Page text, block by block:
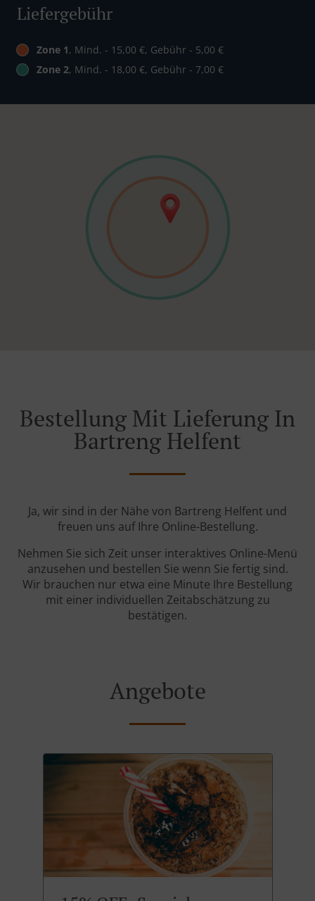
Liefergebühr
Zone 1, Mind. - 15,00 €, Gebühr - 5,00 €
Zone 2, Mind. - 18,00 €, Gebühr - 7,00 €
Bestellung Mit Lieferung In
Bartreng Helfent
Ja, wir sind in der Nähe von Bartreng Helfent und
freuen uns auf Ihre Online-Bestellung.
Nehmen Sie sich Zeit unser interaktives Online-Menü
anzusehen und bestellen Sie wenn Sie fertig sind.
Wir brauchen nur etwa eine Minute Ihre Bestellung
mit einer individuellen Zeitabschätzung zu
bestätigen.
Angebote